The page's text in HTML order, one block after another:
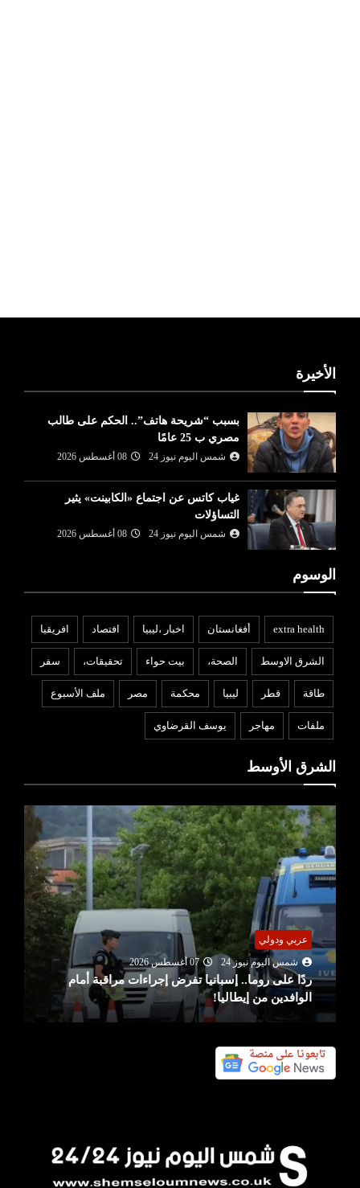
الأخيرة
بسبب “شريحة هاتف”.. الحكم على طالب
مصري ب 25 عامًا
شمس اليوم نيوز 24 08 أغسطس 2026
غياب كاتس عن اجتماع «الكابينت» يثير
التساؤلات
شمس اليوم نيوز 24 08 أغسطس 2026
الوسوم
extra health أفغانستان اخبار ،ليبيا افتصاد افريقيا
الشرق الاوسط الصحة، بيت حواء تحقيقات، سفر
طاقة قطر ليبيا محكمة مصر ملف الأسبوع
ملفات مهاجر يوسف القرضاوي
الشرق الأوسط
عربي ودولي
شمس اليوم نيوز 24
07 أغسطس 2026
ردًا على روما.. إسبانيا تفرض إجراءات مراقبة أمام
الوافدين من إيطاليا!